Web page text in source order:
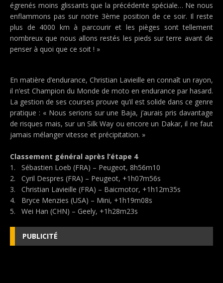
égrenés moins glissants que la précédente spéciale… Ne nous
enflammons pas sur notre 3ème position de ce soir. Il reste
plus de 4000 km à parcourir et les pièges sont tellement
nombreux que nous allons restés les pieds sur terre avant de
penser à quoi que ce soit ! »
En matière d’endurance, Christian Lavieille en connaît un rayon,
il n’est Champion du Monde de moto en endurance par hasard.
La gestion de ses courses prouve qu’il est solide dans ce genre
pratique : « Nous serions sur une Baja, j’aurais pris davantage
de risques mais, sur un Silk Way ou encore un Dakar, il ne faut
jamais mélanger vitesse et précipitation. »
Classement général après l’étape 4
1. Sébastien Loeb (FRA) – Peugeot, 8h56m10
2. Cyril Despres (FRA) – Peugeot, +1h07m56s
3. Christian Lavieille (FRA) – Baicmotor, +1h12m35s
4. Bryce Menzies (USA) – Mini, +1h19m08s
5. Wei Han (CHN) – Geely, +1h28m23s
PUBLICITÉ